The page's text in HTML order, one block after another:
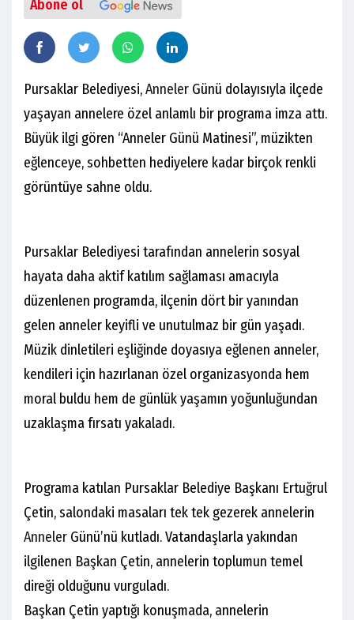
Abone ol
Pursaklar Belediyesi,Anneler Günü dolayısıyla ilçede
yaşayan annelere özel anlamlı bir programa imza attı.
Büyük ilgi gören “Anneler Günü Matinesi”, müzikten
eğlenceye, sohbetten hediyelere kadar birçok renkli
görüntüye sahne oldu.
Pursaklar Belediyesi tarafından annelerin sosyal
hayata daha aktif katılım sağlaması amacıyla
düzenlenen programda, ilçenin dört bir yanından
gelen anneler keyifli ve unutulmaz bir gün yaşadı.
Müzik dinletileri eşliğinde doyasıya eğlenen anneler,
kendileri için hazırlanan özel organizasyonda hem
moral buldu hem de günlük yaşamın yoğunluğundan
uzaklaşma fırsatı yakaladı.
Programa katılan Pursaklar Belediye Başkanı Ertuğrul
Çetin, salondaki masaları tek tek gezerek annelerin
Anneler Günü’nü kutladı. Vatandaşlarla yakından
ilgilenen Başkan Çetin, annelerin toplumun temel
direği olduğunu vurguladı.
Başkan Çetin yaptığı konuşmada, annelerin